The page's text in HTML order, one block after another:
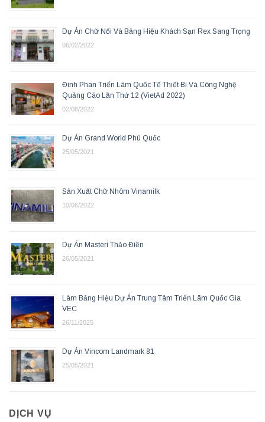
Dự Án Chữ Nổi Và Bảng Hiệu Khách Sạn Rex Sang Trọng
06/02/2022
Đinh Phan Triển Lãm Quốc Tế Thiết Bị Và Công Nghệ
Quảng Cáo Lần Thứ 12 (VietAd 2022)
02/08/2022
Dự Án Grand World Phú Quốc
25/05/2021
Sản Xuất Chữ Nhôm Vinamilk
10/06/2022
Dự Án Masteri Thảo Điền
26/05/2021
Làm Bảng Hiệu Dự Án Trung Tâm Triển Lãm Quốc Gia
VEC
26/11/2025
Dự Án Vincom Landmark 81
25/05/2021
DỊCH VỤ